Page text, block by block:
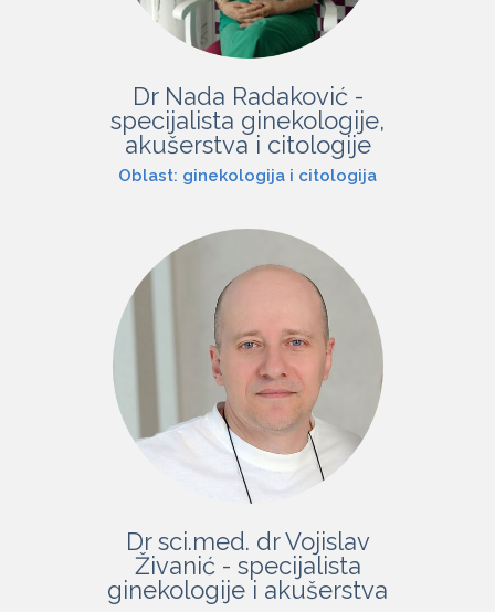
Dr Nada Radaković -
specijalista ginekologije,
akušerstva i citologije
Oblast: ginekologija i citologija
Dr sci.med. dr Vojislav
Živanić - specijalista
ginekologije i akušerstva